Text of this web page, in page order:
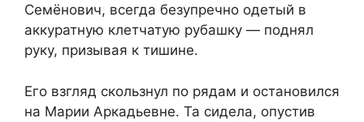
Семёнович, всегда безупречно одетый в
аккуратную клетчатую рубашку — поднял
руку, призывая к тишине.
Его взгляд скользнул по рядам и остановился
на Марии Аркадьевне. Та сидела, опустив